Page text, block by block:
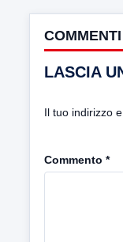
COMMENTI
LASCIA
Il tuo indirizzo
Commento *